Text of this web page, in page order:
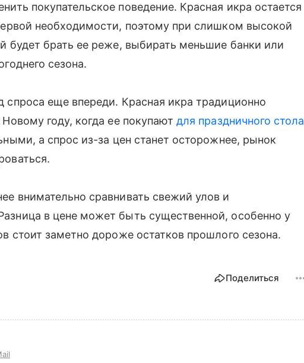
покупательское поведение. Красная икра остается
необходимости, поэтому при слишком высокой
будет брать ее реже, выбирать меньшие банки или
сезона.
еще впереди. Красная икра традиционно
году, когда ее покупаютдля праздничного стола
а спрос из-за цен станет осторожнее, рынок
внимательно сравнивать свежий улов и
в цене может быть существенной, особенно у
стоит заметно дороже остатков прошлого сезона.
Поделиться